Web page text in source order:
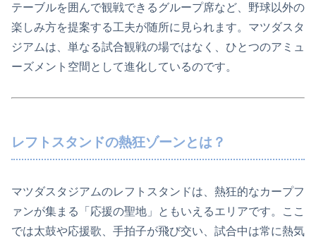
テーブルを囲んで観戦できるグループ席など、野球以外の
楽しみ方を提案する工夫が随所に見られます。マツダスタ
ジアムは、単なる試合観戦の場ではなく、ひとつのアミュ
ーズメント空間として進化しているのです。
レフトスタンドの熱狂ゾーンとは？
マツダスタジアムのレフトスタンドは、熱狂的なカープフ
ァンが集まる「応援の聖地」ともいえるエリアです。ここ
では太鼓や応援歌、手拍子が飛び交い、試合中は常に熱気